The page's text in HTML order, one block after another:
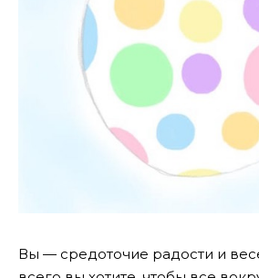
Вы — средоточие радости и